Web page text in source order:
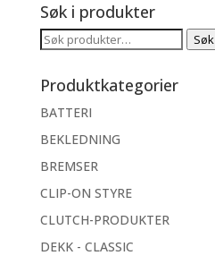
Søk i produkter
Søk
Søk
Produktkategorier
BATTERI
BEKLEDNING
BREMSER
CLIP-ON STYRE
CLUTCH-PRODUKTER
DEKK - CLASSIC